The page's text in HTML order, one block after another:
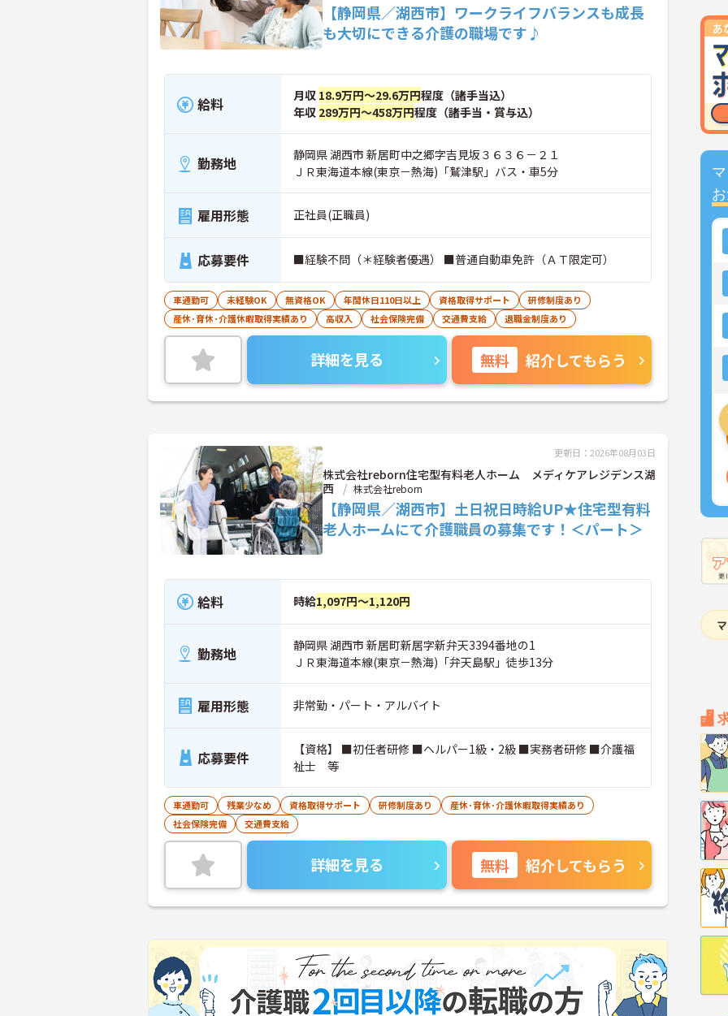
【静岡県／湖西市】ワークライフバランスも成長
も大切にできる介護の職場です♪
給料 月収 18.9万円～29.6万円程度（諸手当込）
年収 289万円～458万円程度（諸手当・賞与込）
勤務地
静岡県 湖西市 新居町中之郷字吉見坂３６３６－２１
ＪＲ東海道本線(東京－熱海)「鷲津駅」バス・車5分
雇用形態 正社員(正職員)
応募要件 ■経験不問（＊経験者優遇） ■普通自動車免許（ＡＴ限定可）
車通勤可 未経験OK 無資格OK 年間休日110日以上 資格取得サポート
研修制度あり
産休･育休･介護休暇取得実績あり
高収入 社会保険完備 交通費支給 退職金制度あり
詳細を見る 無料 紹介してもらう
更新日：2026年08月03日
株式会社reborn住宅型有料老人ホーム メディケアレジデンス湖
西
株式会社reborn
【静岡県／湖西市】土日祝日時給UP★住宅型有料
老人ホームにて介護職員の募集です！＜パート＞
給料 時給1,097円～1,120円
勤務地
静岡県 湖西市 新居町新居字新弁天3394番地の1
ＪＲ東海道本線(東京－熱海)「弁天島駅」徒歩13分
雇用形態 非常勤・パート・アルバイト
応募要件
【資格】 ■初任者研修 ■ヘルパー1級・2級 ■実務者研修 ■介護福
祉士 等
車通勤可 残業少なめ 資格取得サポート 研修制度あり
産休･育休･介護休暇取得実績あり
社会保険完備
交通費支給
詳細を見る 無料 紹介してもらう